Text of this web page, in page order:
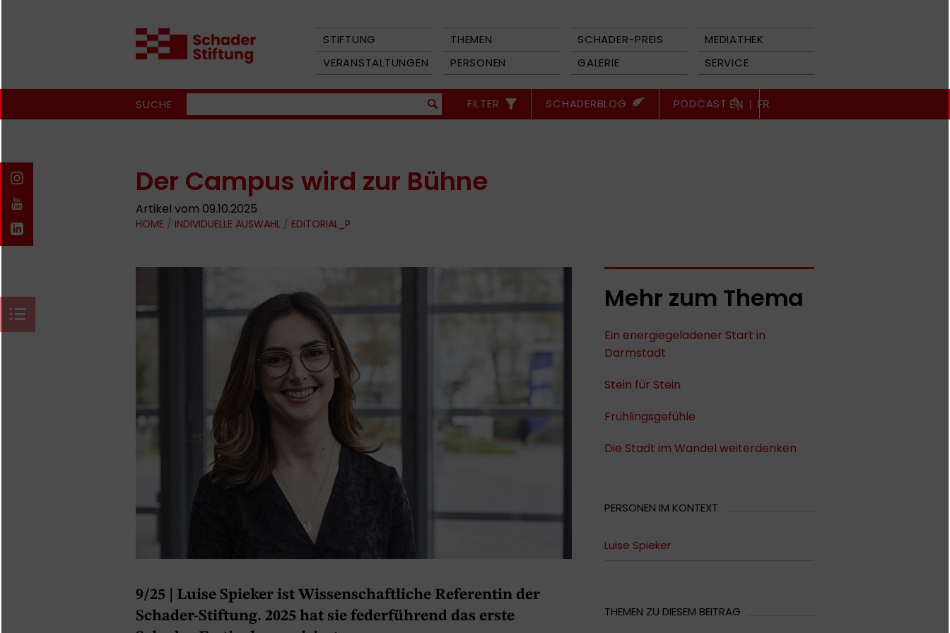
STIFTUNG THEMEN SCHADER-PREIS
MEDIATHEK
VERANSTALTUNGEN
PERSONEN GALERIE SERVICE
SUCHE FILTER SCHADERBLOG PODCAST EN | FR
Der Campus wird zur Bühne
Artikel vom 09.10.2025
HOME / INDIVIDUELLE AUSWAHL / EDITORIAL_P
9/25 | Luise Spieker ist Wissenschaftliche Referentin der
Schader-Stiftung. 2025 hat sie federführend das erste
Mehr zum Thema
Ein energiegeladener Start in
Darmstadt
Stein für Stein
Frühlingsgefühle
Die Stadt im Wandel weiterdenken
PERSONEN IM KONTEXT
Luise Spieker
THEMEN ZU DIESEM BEITRAG